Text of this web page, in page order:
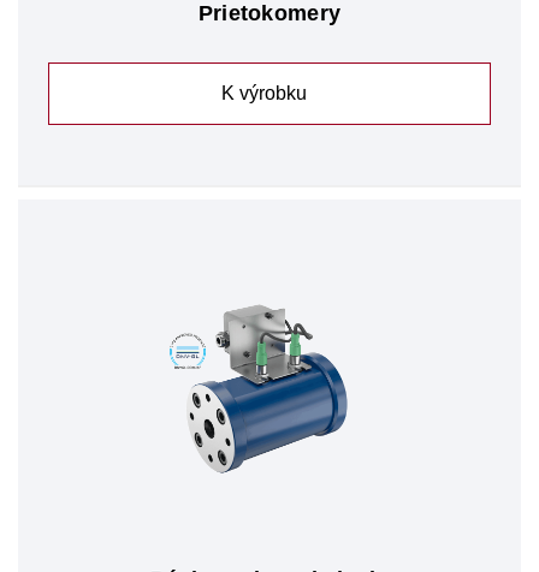
Prietokomery
K výrobku